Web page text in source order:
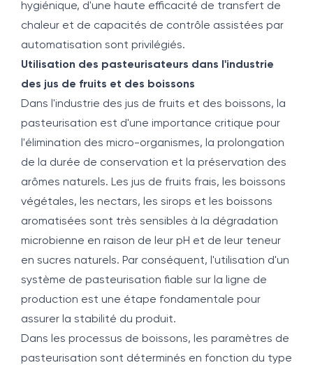
hygiénique, d'une haute efficacité de transfert de
chaleur et de capacités de contrôle assistées par
automatisation sont privilégiés.
Utilisation des pasteurisateurs dans l'industrie
des jus de fruits et des boissons
Dans l'industrie des jus de fruits et des boissons, la
pasteurisation est d'une importance critique pour
l'élimination des micro-organismes, la prolongation
de la durée de conservation et la préservation des
arômes naturels. Les jus de fruits frais, les boissons
végétales, les nectars, les sirops et les boissons
aromatisées sont très sensibles à la dégradation
microbienne en raison de leur pH et de leur teneur
en sucres naturels. Par conséquent, l'utilisation d'un
système de pasteurisation fiable sur la ligne de
production est une étape fondamentale pour
assurer la stabilité du produit.
Dans les processus de boissons, les paramètres de
pasteurisation sont déterminés en fonction du type